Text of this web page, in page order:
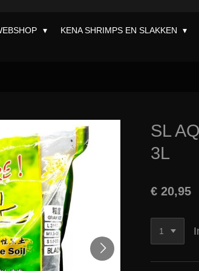
KENA SHRIMPS EN SLAKKEN
SL
3L
€ 20,95